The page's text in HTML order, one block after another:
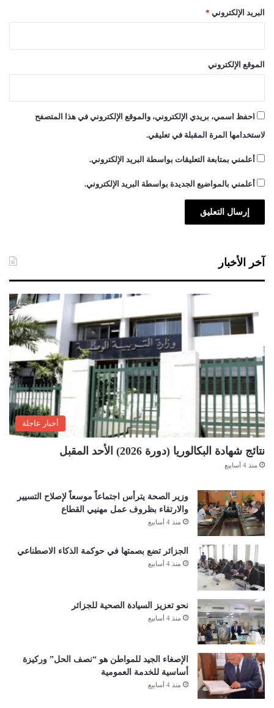
البريد الإلكتروني *
الموقع الإلكتروني
احفظ اسمي، بريدي الإلكتروني، والموقع الإلكتروني في هذا المتصفح
لاستخدامها المرة المقبلة في تعليقي.
أعلمني بمتابعة التعليقات بواسطة البريد الإلكتروني.
أعلمني بالمواضيع الجديدة بواسطة البريد الإلكتروني.
آخر الأخبار
أخبار عاجلة
نتائج شهادة البكالوريا (دورة 2026) الأحد المقبل
منذ 4 أسابيع
وزير الصحة يترأس اجتماعاً موسعاً لإصلاح التسيير
والارتقاء بظروف عمل مهنيي القطاع
منذ 4 أسابيع
الجزائر تضع بصمتها في حوكمة الذكاء الاصطناعي
منذ 4 أسابيع
نحو تعزيز السيادة الصحية للجزائر
منذ 4 أسابيع
الإصغاء الجيد للمواطن هو “نصف الحل” وركيزة
أساسية للخدمة العمومية
منذ 4 أسابيع